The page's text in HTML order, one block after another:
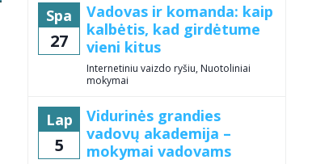
Spa
27
Vadovas ir komanda: kaip
kalbėtis, kad girdėtume
vieni kitus
Internetiniu vaizdo ryšiu, Nuotoliniai
mokymai
Lap
5
Vidurinės grandies
vadovų akademija –
mokymai vadovams